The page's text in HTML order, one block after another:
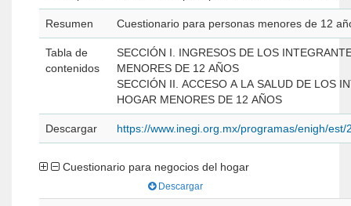
Resumen Cuestionario para personas menores de 12
Tabla de
contenidos
SECCIÓN I. INGRESOS DE LOS
MENORES DE 12 AÑOS
SECCIÓN II. ACCESO A LA SALUD DE LOS
HOGAR MENORES DE 12 AÑOS
Descargar https://www.inegi.org.mx/programas/enigh/
Cuestionario para negocios del hogar
Descargar